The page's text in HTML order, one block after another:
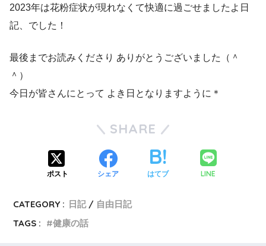
2023年は花粉症状が現れなくて快適に過ごせましたよ日
記、でした！
最後までお読みくださり ありがとうございました（＾
＾）
今日が皆さんにとって よき日となりますように＊
SHARE
ポスト シェア はてブ LINE
CATEGORY : 日記
自由日記
TAGS :
健康の話